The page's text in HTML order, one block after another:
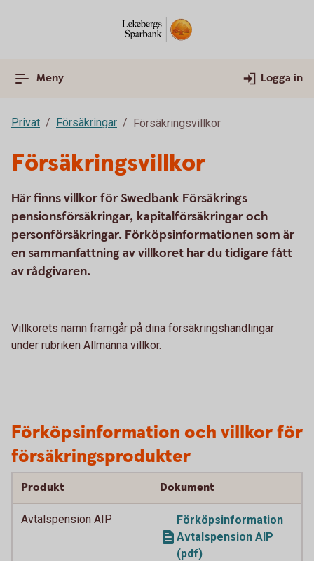
Meny Logga in
Privat Försäkringar Försäkringsvillkor
Försäkringsvillkor
Här finns villkor för Swedbank Försäkrings
pensionsförsäkringar, kapitalförsäkringar och
personförsäkringar. Förköpsinformationen som är
en sammanfattning av villkoret har du tidigare fått
av rådgivaren.
Villkorets namn framgår på dina försäkringshandlingar
under rubriken Allmänna villkor.
Förköpsinformation och villkor för
försäkringsprodukter
Produkt Dokument
Avtalspension AIP
Förköpsinformation
Avtalspension AIP
(pdf)